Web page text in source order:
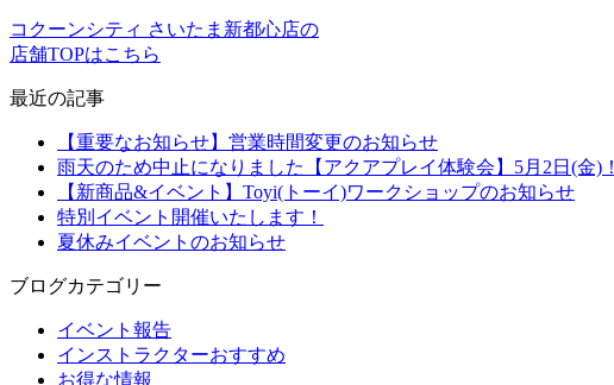
コクーンシティ さいたま新都心店の
店舗TOPはこちら
最近の記事
【重要なお知らせ】営業時間変更のお知らせ
雨天のため中止になりました【アクアプレイ体験会】5月2日(金)！
【新商品&イベント】Toyi(トーイ)ワークショップのお知らせ
特別イベント開催いたします！
夏休みイベントのお知らせ
ブログカテゴリー
イベント報告
インストラクターおすすめ
お得な情報